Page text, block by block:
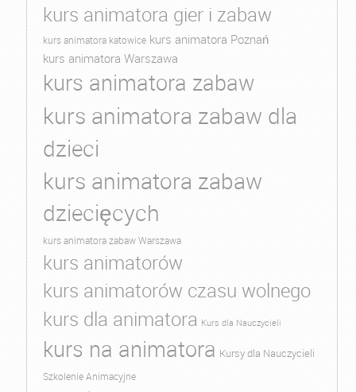
kurs animatora gier i zabaw
kurs animatora katowice kurs animatora Poznań
kurs animatora Warszawa
kurs animatora zabaw
kurs animatora zabaw dla
dzieci
kurs animatora zabaw
dziecięcych
kurs animatora zabaw Warszawa
kurs animatorów
kurs animatorów czasu wolnego
kurs dla animatora Kurs dla Nauczycieli
kurs na animatora Kursy dla Nauczycieli
Szkolenie Animacyjne